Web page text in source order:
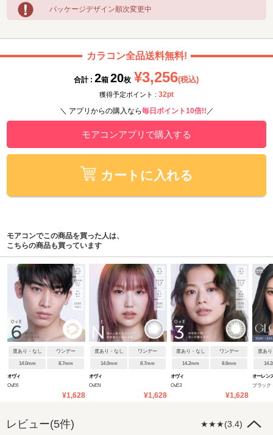
パッケージデザイン順次変更中
カラコン全品送料無料!
合計 : 2箱 20枚 ¥3,256(税込)
獲得予定ポイント : 32pt
＼ アプリからの購入なら毎日ポイント10倍!! ／
モアコンアプリで購入する
カートに入れる
モアコンでこの商品を買った人は、
こちらの商品も買っています
度あり・なし ワンデー
14.0mm 8.7mm
オヴィ
OvE6
¥1,628
度あり・なし ワンデー
14.0mm 8.7mm
オヴィ
OvEN
¥1,628
度あり・なし ワンデー
14.2mm 8.6mm
オヴィ
OvE3
¥1,628
度あ
オーレン
ブラック
レビュー(5件) ★★★(3.4)